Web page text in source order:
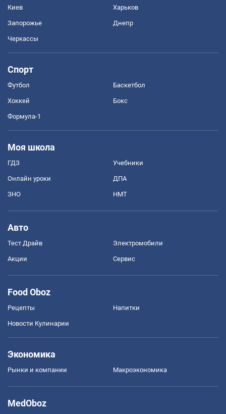
Киев Харьков
Запорожье Днепр
Черкассы
Спорт
Футбол Баскетбол
Хоккей Бокс
Формула-1
Моя школа
ГДЗ Учебники
Онлайн уроки ДПА
ЗНО НМТ
Авто
Тест Драйв Электромобили
Акции Сервис
Food Oboz
Рецепты Напитки
Новости Кулинарии
Экономика
Рынки и компании Mакроэкономика
MedOboz